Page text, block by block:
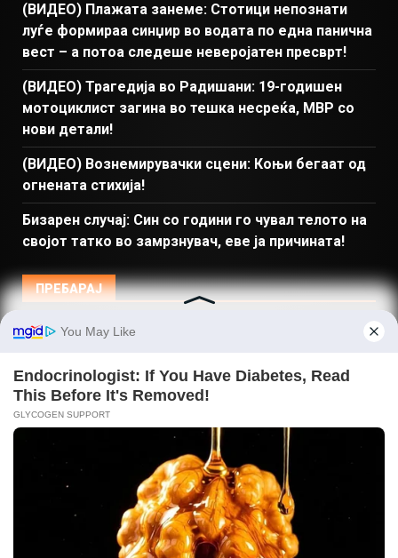
(ВИДЕО) Плажата занеме: Стотици непознати
луѓе формираа синџир во водата по една панична
вест – а потоа следеше неверојатен пресврт!
(ВИДЕО) Трагедија во Радишани: 19-годишен
мотоциклист загина во тешка несреќа, МВР со
нови детали!
(ВИДЕО) Вознемирувачки сцени: Коњи бегаат од
огнената стихија!
Бизарен случај: Син со години го чувал телото на
својот татко во замрзнувач, еве ја причината!
ПРЕБАРАЈ
Македонија Балкан и Свет
© Copyright 2026 Gladiator - Powered by dbT18
DarkNewsby AF themes.